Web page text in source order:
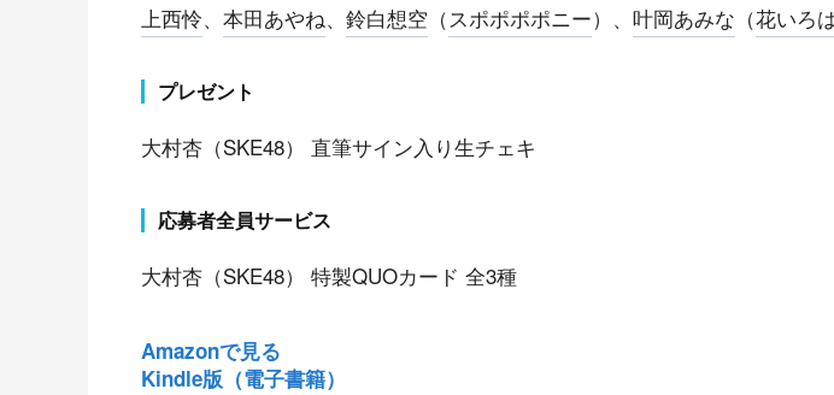
上西怜、 本田あやね、 鈴白想空 （ スポポポポニー）、 叶岡あみな （花いろ
プレゼント
大村杏（SKE48） 直筆サイン入り生チェキ
応募者全員サービス
大村杏（SKE48） 特製QUOカード 全3種
Amazonで見る
Kindle版（電子書籍）